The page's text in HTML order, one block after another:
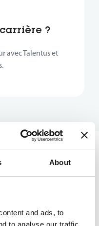
About
and ads, to
to analyse our traffic.
?
avec Talentus et
étapes